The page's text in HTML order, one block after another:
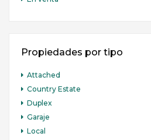
Propiedades por tipo
Attached
Country Estate
Duplex
Garaje
Local